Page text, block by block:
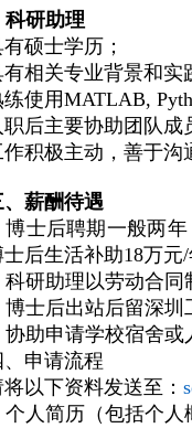
科研助理
硕士学历；
相关专业背景和实
练使用MATLAB,
职后主要协助团队成
作积极主动，善于沟
、薪酬待遇
博士后聘期一般两年
士后生活补助18万元
科研助理以劳动合同
博士后出站后留深圳
协助申请学校宿舍或
、申请流程
以下资料发送至：
个人简历（包括个人